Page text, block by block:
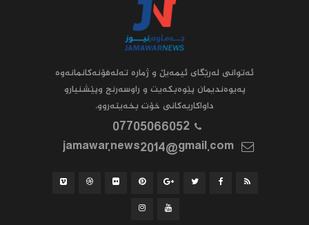
ئه‌توانى له‌رێگاى ئیمه‌یڵ و ژماره‌ ته‌له‌فۆنه‌کانمانه‌وه‌
په‌یوه‌ندیمان پێوه‌بکه‌یت و راوسه‌رنج وپێشنیارو
داواکاریه‌کانى خۆت بخه‌یته‌روو.
07705066052
jamawar.news2014@gmail.com